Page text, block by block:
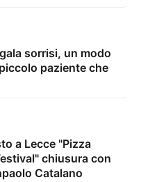
sorrisi, un modo
paziente che
a Lecce "Pizza
chiusura con
Catalano